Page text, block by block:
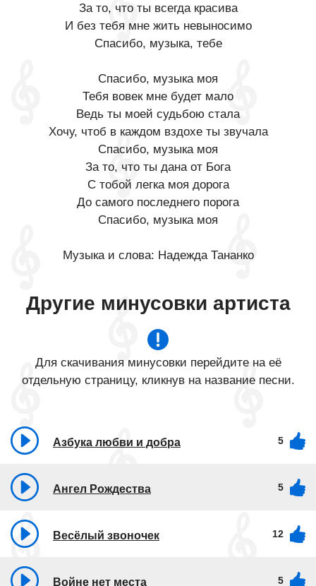
За то, что ты всегда красива
И без тебя мне жить невыносимо
Спасибо, музыка, тебе
Спасибо, музыка моя
Тебя вовек мне будет мало
Ведь ты моей судьбою стала
Хочу, чтоб в каждом вздохе ты звучала
Спасибо, музыка моя
За то, что ты дана от Бога
С тобой легка моя дорога
До самого последнего порога
Спасибо, музыка моя
Музыка и слова: Надежда Тананко
Другие минусовки артиста
Для скачивания минусовки перейдите на её
отдельную страницу, кликнув на название песни.
Азбука любви и добра 5
Ангел Рождества 5
Весёлый звоночек 12
Войне нет места 5